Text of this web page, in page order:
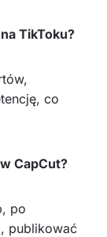
TikToku?
co
CapCut?
po
publikować